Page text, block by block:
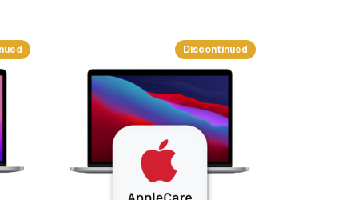
Discontinued